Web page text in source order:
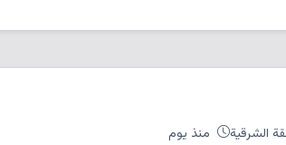
الشرقية منذ يوم